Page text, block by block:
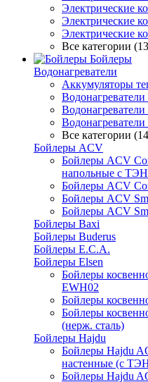
Электрические
Электрические
Электрические
Все категории
Бойлеры
Водонагреватели
Аккумуляторы
Водонагреватели
Все категории
Бойлеры ACV
Бойлеры ACV
напольные c
Бойлеры ACV
Бойлеры ACV
Бойлеры ACV
Бойлеры Baxi
Бойлеры Buderus
Бойлеры E.C.A.
Бойлеры Elsen
Бойлеры
EWH02
Бойлеры
Бойлеры
(нерж. сталь)
Бойлеры Hajdu
Бойлеры Hajdu
настенные (с
Бойлеры Hajdu